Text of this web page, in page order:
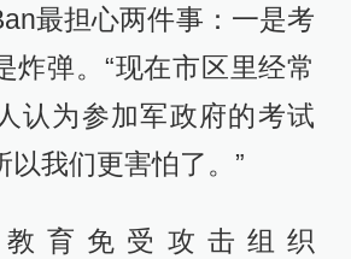
最担心两件事：一是考
炸弹。“现在市区里经常
认为参加军政府的考试
以我们更害怕了。”
育免受攻击组织